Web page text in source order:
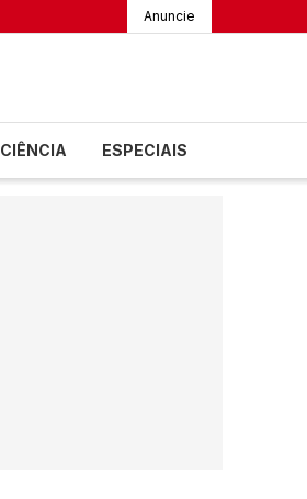
Anuncie
CIÊNCIA ESPECIAIS